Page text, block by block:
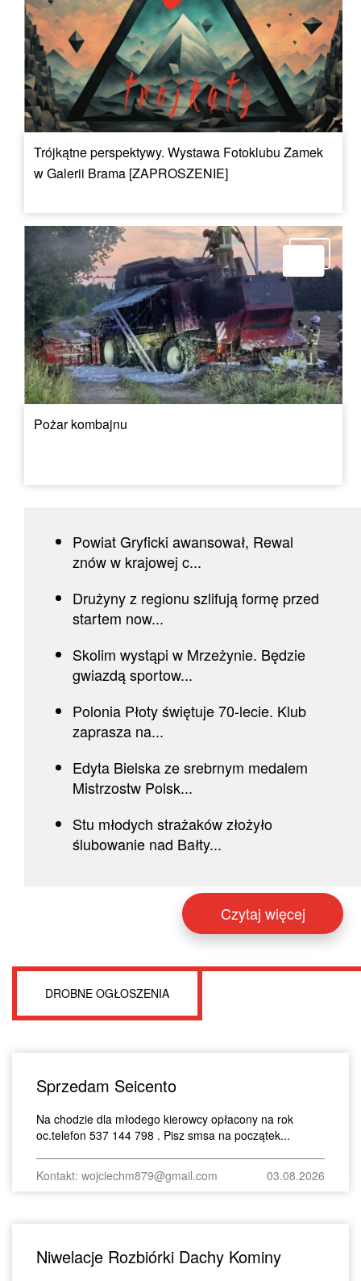
Trójkątne perspektywy. Wystawa Fotoklubu Zamek
w Galerii Brama [ZAPROSZENIE]
Pożar kombajnu
Powiat Gryficki awansował, Rewal
znów w krajowej c...
Drużyny z regionu szlifują formę przed
startem now...
Skolim wystąpi w Mrzeżynie. Będzie
gwiazdą sportow...
Polonia Płoty świętuje 70-lecie. Klub
zaprasza na...
Edyta Bielska ze srebrnym medalem
Mistrzostw Polsk...
Stu młodych strażaków złożyło
ślubowanie nad Bałty...
Czytaj więcej
DROBNE OGŁOSZENIA
Sprzedam Seicento
Na chodzie dla młodego kierowcy opłacony na rok
oc.telefon 537 144 798 . Pisz smsa na początek...
Kontakt: wojciechm879@gmail.com 03.08.2026
Niwelacje Rozbiórki Dachy Kominy